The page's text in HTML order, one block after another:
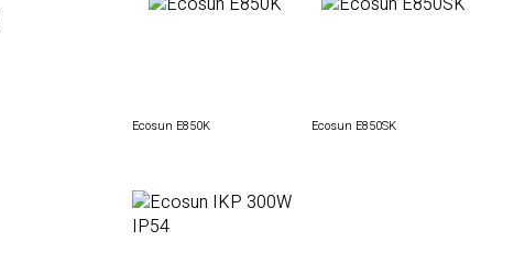
Ecosun E850K Ecosun E850SK